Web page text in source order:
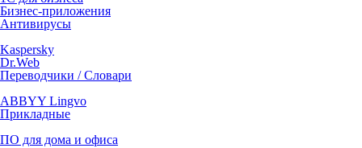
Бизнес-приложения
Антивирусы
Kaspersky
Dr.Web
Переводчики / Словари
ABBYY Lingvo
Прикладные
ПО для дома и офиса